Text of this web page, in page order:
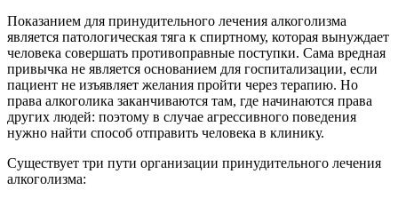
Показанием для принудительного лечения алкоголизма
является патологическая тяга к спиртному, которая вынуждает
человека совершать противоправные поступки. Сама вредная
привычка не является основанием для госпитализации, если
пациент не изъявляет желания пройти через терапию. Но
права алкоголика заканчиваются там, где начинаются права
других людей: поэтому в случае агрессивного поведения
нужно найти способ отправить человека в клинику.
Существует три пути организации принудительного лечения
алкоголизма: